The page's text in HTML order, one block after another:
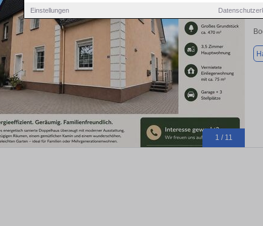
Einstellungen
1 / 11